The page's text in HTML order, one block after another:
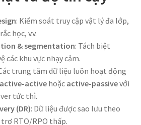
: Kiểm soát truy cập vật lý đa lớp,
học, v.v.
& segmentation: Tách biệt
các khu vực nhạy cảm.
trung tâm dữ liệu luôn hoạt động
active-activehoặc active-passivevới
tức thì.
(DR): Dữ liệu được sao lưu theo
RTO/RPO thấp.